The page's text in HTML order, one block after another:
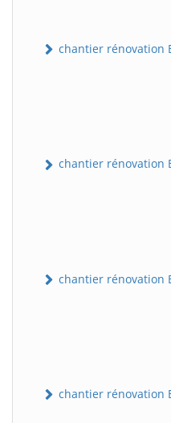
chantier rénovation
chantier rénovation
chantier rénovation
chantier rénovation